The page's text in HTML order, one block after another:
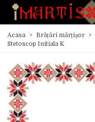
Acasa > Brățări mărțișor >
Stetoscop Initiala K